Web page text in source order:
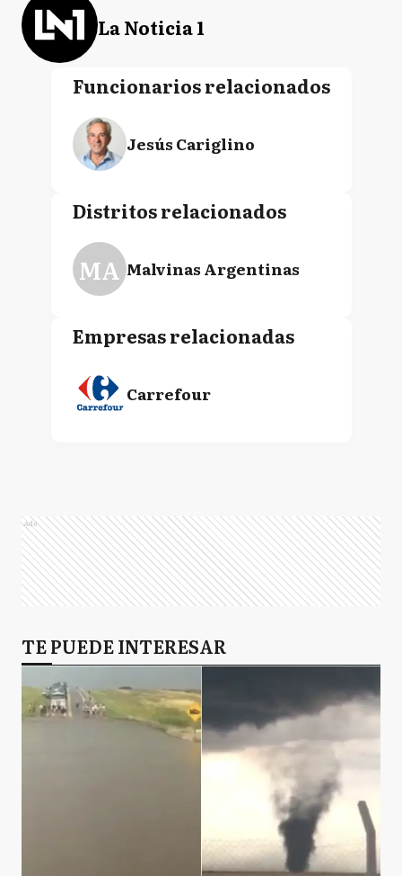
La Noticia 1
Funcionarios relacionados
Jesús Cariglino
Distritos relacionados
MA Malvinas Argentinas
Empresas relacionadas
Carrefour
Ads
TE PUEDE INTERESAR